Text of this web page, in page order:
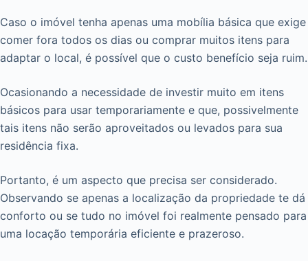
Caso o imóvel tenha apenas uma mobília básica que exige
comer fora todos os dias ou comprar muitos itens para
adaptar o local, é possível que o custo benefício seja ruim.
Ocasionando a necessidade de investir muito em itens
básicos para usar temporariamente e que, possivelmente
tais itens não serão aproveitados ou levados para sua
residência fixa.
Portanto, é um aspecto que precisa ser considerado.
Observando se apenas a localização da propriedade te dá
conforto ou se tudo no imóvel foi realmente pensado para
uma locação temporária eficiente e prazeroso.